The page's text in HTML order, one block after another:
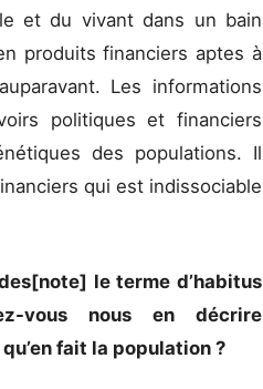
et du vivant dans un bain
produits financiers aptes à
Les informations
politiques et financiers
des populations. Il
qui est indissociable
le terme d’habitus
vous nous en décrire
fait la population ?